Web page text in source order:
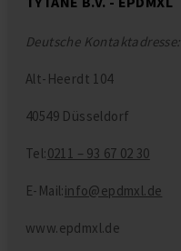
Deutsche Kontaktadresse:
Alt-Heerdt 104
40549 Düsseldorf
Tel:0211 – 93 67 02 30
E-Mail:info@epdmxl.de
www.epdmxl.de